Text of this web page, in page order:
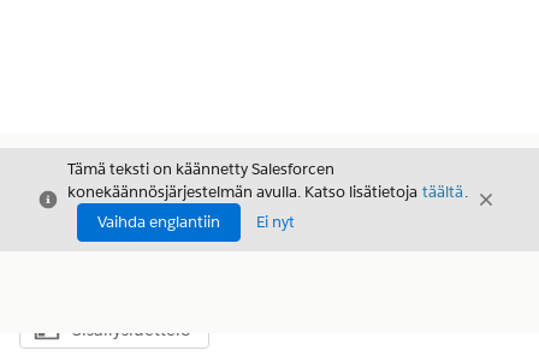
Sulje
Tämä teksti on käännetty Salesforcen
konekäännösjärjestelmän avulla. Katso lisätietoja täältä.
Vaihda englantiin
Ei nyt
Sulje
Näytä sisällysluettelo
Sisällysluettelo